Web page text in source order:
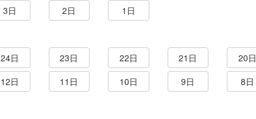
3日 2日 1日
24日 23日 22日 21日 20日
12日 11日 10日 9日 8日